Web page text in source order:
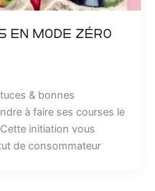
en mode zéro
& bonnes
à faire ses courses le
initiation vous
de consommateur